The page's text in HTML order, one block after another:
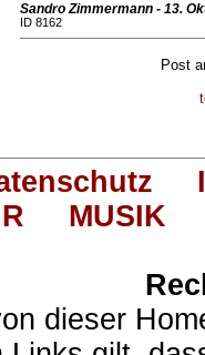
Sandro Zimmermann - 13.
ID 8162
Post
MUSIK
dieser